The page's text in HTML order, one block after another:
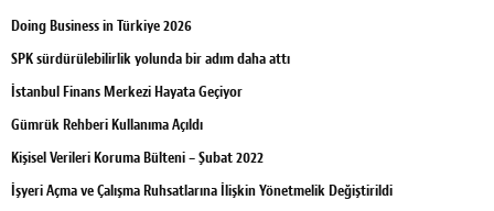
Doing Business in Türkiye 2026
SPK sürdürülebilirlik yolunda bir adım daha attı
İstanbul Finans Merkezi Hayata Geçiyor
Gümrük Rehberi Kullanıma Açıldı
Kişisel Verileri Koruma Bülteni – Şubat 2022
İşyeri Açma ve Çalışma Ruhsatlarına İlişkin Yönetmelik Değiştirildi